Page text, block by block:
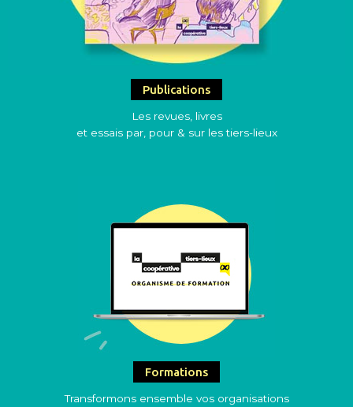
Publications
Les revues, livres
et essais par, pour & sur les tiers-lieux
Formations
Transformons ensemble vos organisations